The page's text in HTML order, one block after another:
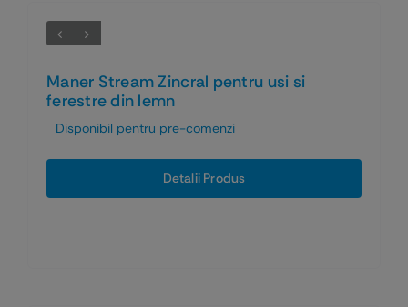
Maner Stream Zincral pentru usi si
ferestre din lemn
Disponibil pentru pre-comenzi
Detalii Produs